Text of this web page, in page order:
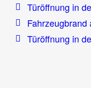
Türöffnung in
Fahrzeugbrand
Türöffnung in